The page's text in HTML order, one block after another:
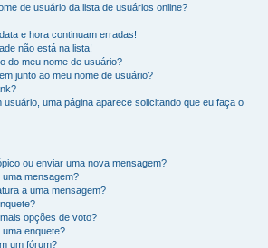
de usuário da lista de usuários online?
e hora continuam erradas!
não está na lista!
do meu nome de usuário?
junto ao meu nome de usuário?
usuário, uma página aparece solicitando que eu faça o
ou enviar uma nova mensagem?
mensagem?
a uma mensagem?
opções de voto?
enquete?
um fórum?